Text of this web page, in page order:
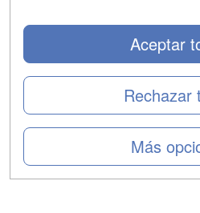
Más
Rechazar
Aceptar